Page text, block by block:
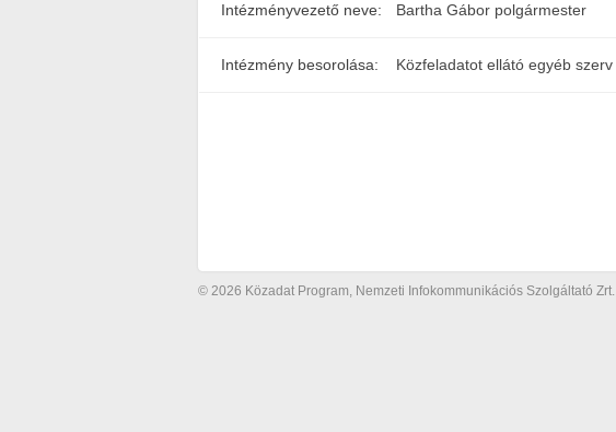
Intézményvezető neve: Bartha Gábor polgármester
Intézmény besorolása: Közfeladatot ellátó egyéb szerv
© 2026 Közadat Program, Nemzeti Infokommunikációs Szolgáltató Zrt.